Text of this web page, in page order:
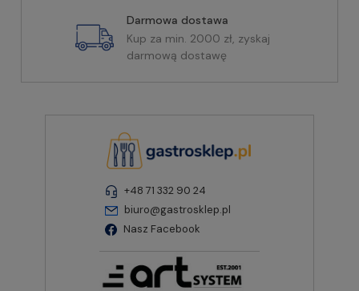
Darmowa dostawa
Kup za min. 2000 zł, zyskaj
darmową dostawę
+48 71 332 90 24
biuro@gastrosklep.pl
Nasz Facebook